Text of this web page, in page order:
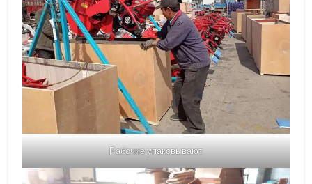
Рабочие упаковывают